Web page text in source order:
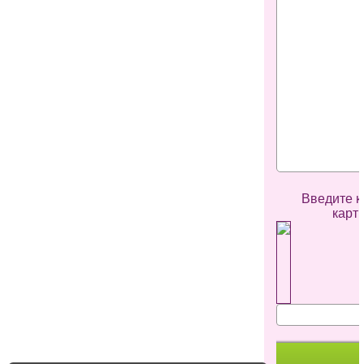
Введите